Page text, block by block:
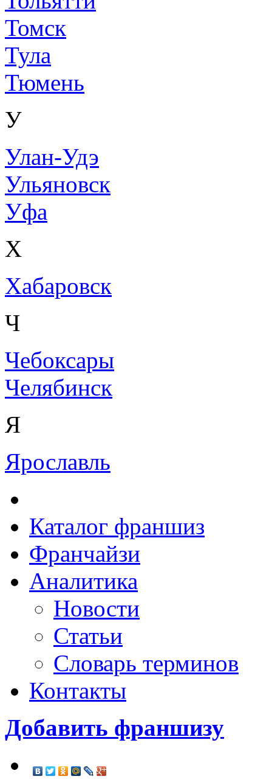
Томск
Тула
Тюмень
У
Улан-Удэ
Ульяновск
Уфа
Х
Хабаровск
Ч
Чебоксары
Челябинск
Я
Ярославль
Каталог франшиз
Франчайзи
Аналитика
Новости
Статьи
Словарь терминов
Контакты
Добавить франшизу